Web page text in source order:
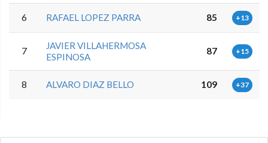
6 RAFAEL LOPEZ PARRA 85 +13
7
JAVIER VILLAHERMOSA
ESPINOSA
87 +15
8 ALVARO DIAZ BELLO 109 +37